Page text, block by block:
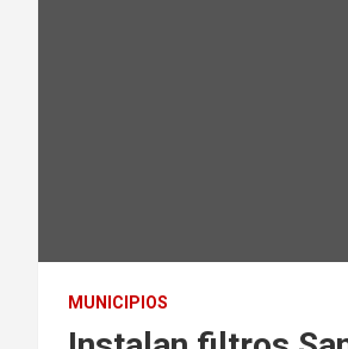
MUNICIPIOS